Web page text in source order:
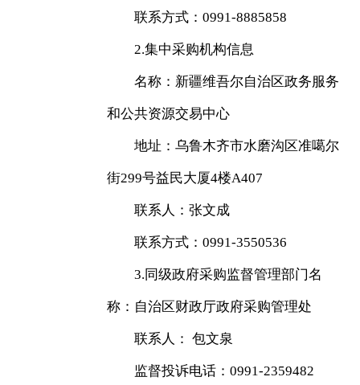
联系方式：0991-8885858
2.集中采购机构信息
名称：新疆维吾尔自治区政务服务
和公共资源交易中心
地址：乌鲁木齐市水磨沟区准噶尔
街299号益民大厦4楼A407
联系人：张文成
联系方式：0991-3550536
3.同级政府采购监督管理部门名
称：自治区财政厅政府采购管理处
联系人： 包文泉
监督投诉电话：0991-2359482